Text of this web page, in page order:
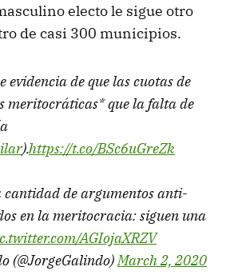
electo le sigue otro
de casi 300 municipios.
evidencia de que las cuotas de
meritocráticas* que la falta de
).https://t.co/BSc6uGreZk
cantidad de argumentos anti-
en la meritocracia: siguen una
AGIojaXRZV
(@JorgeGalindo)March 2, 2020